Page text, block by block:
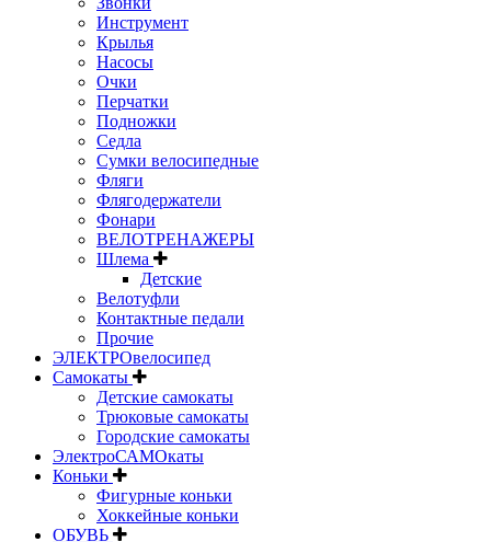
Инструмент
Крылья
Насосы
Очки
Перчатки
Подножки
Седла
Сумки велосипедные
Фляги
Флягодержатели
Фонари
ВЕЛОТРЕНАЖЕРЫ
Шлема
Детские
Велотуфли
Контактные педали
Прочие
ЭЛЕКТРОвелосипед
Самокаты
Детские самокаты
Трюковые самокаты
Городские самокаты
ЭлектроСАМОкаты
Коньки
Фигурные коньки
Хоккейные коньки
ОБУВЬ